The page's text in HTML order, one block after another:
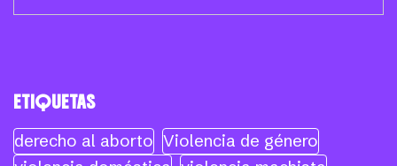
ETIQUETAS
derecho al aborto Violencia de género